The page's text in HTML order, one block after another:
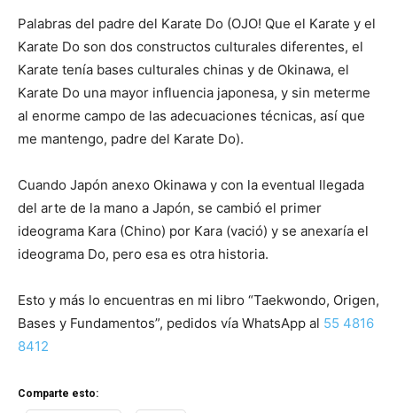
Palabras del padre del Karate Do (OJO! Que el Karate y el
Karate Do son dos constructos culturales diferentes, el
Karate tenía bases culturales chinas y de Okinawa, el
Karate Do una mayor influencia japonesa, y sin meterme
al enorme campo de las adecuaciones técnicas, así que
me mantengo, padre del Karate Do).
Cuando Japón anexo Okinawa y con la eventual llegada
del arte de la mano a Japón, se cambió el primer
ideograma Kara (Chino) por Kara (vació) y se anexaría el
ideograma Do, pero esa es otra historia.
Esto y más lo encuentras en mi libro “Taekwondo, Origen,
Bases y Fundamentos”, pedidos vía WhatsApp al 55 4816
8412
Comparte esto: